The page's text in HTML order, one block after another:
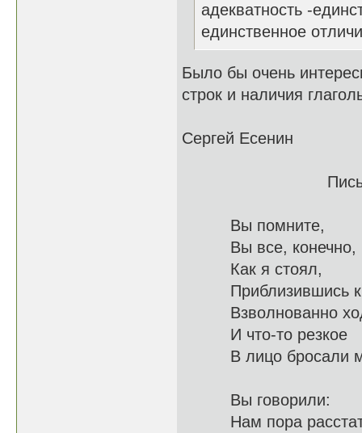
адекватность -
единственное
Было бы очень
строк и наличия
Сергей Есенин
Письмо к
Вы помните,
Вы все,
Как я стоял,
Взволнованно
И что-то резкое
В лицо
Вы говорили:
Нам